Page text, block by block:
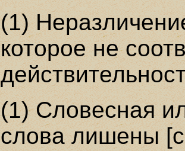
(1)
которое не
(1) Словесная
слова лишены